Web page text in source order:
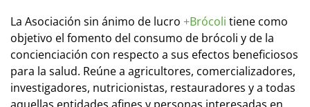
La Asociación sin ánimo de lucro +Brócoli tiene como
objetivo el fomento del consumo de brócoli y de la
concienciación con respecto a sus efectos beneficiosos
para la salud. Reúne a agricultores, comercializadores,
investigadores, nutricionistas, restauradores y a todas